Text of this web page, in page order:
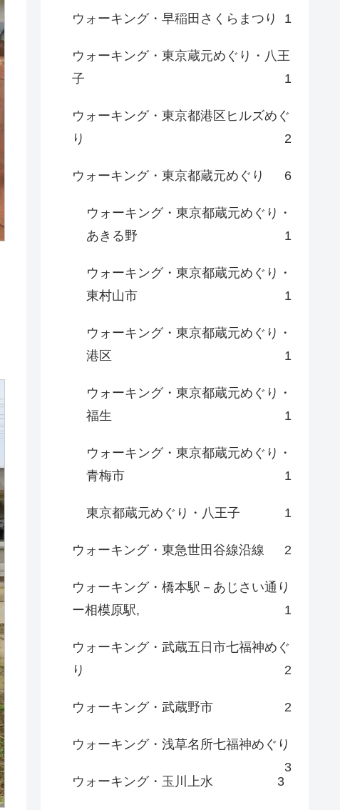
ウォーキング・早稲田さくらまつり 1
ウォーキング・東京蔵元めぐり・八王
子
1
ウォーキング・東京都港区ヒルズめぐ
り
2
ウォーキング・東京都蔵元めぐり 6
ウォーキング・東京都蔵元めぐり・
あきる野
1
ウォーキング・東京都蔵元めぐり・
東村山市
1
ウォーキング・東京都蔵元めぐり・
港区
1
ウォーキング・東京都蔵元めぐり・
福生
1
ウォーキング・東京都蔵元めぐり・
青梅市
1
東京都蔵元めぐり・八王子 1
ウォーキング・東急世田谷線沿線 2
ウォーキング・橋本駅－あじさい通り
ー相模原駅,
1
ウォーキング・武蔵五日市七福神めぐ
り
2
ウォーキング・武蔵野市 2
ウォーキング・浅草名所七福神めぐり
3
ウォーキング・玉川上水
3